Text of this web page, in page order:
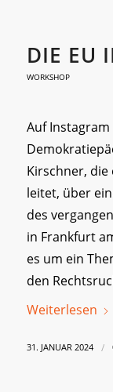
DIE EU
WORKSHOP
Auf
Kirschner, die
leitet, über
des
in Frankfurt
es um ein
den
Weiterlesen
31. JANUAR 2024 /